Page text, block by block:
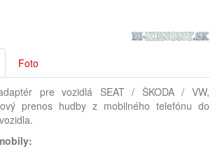
Foto
pre vozidlá SEAT / ŠKODA / VW,
prenos hudby z mobilného telefónu do